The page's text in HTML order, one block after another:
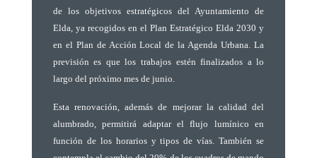
de los objetivos estratégicos del Ayuntamiento de
Elda, ya recogidos en el Plan Estratégico Elda 2030 y
en el Plan de Acción Local de la Agenda Urbana. La
previsión es que los trabajos estén finalizados a lo
largo del próximo mes de junio.
Esta renovación, además de mejorar la calidad del
alumbrado, permitirá adaptar el flujo lumínico en
función de los horarios y tipos de vías. También se